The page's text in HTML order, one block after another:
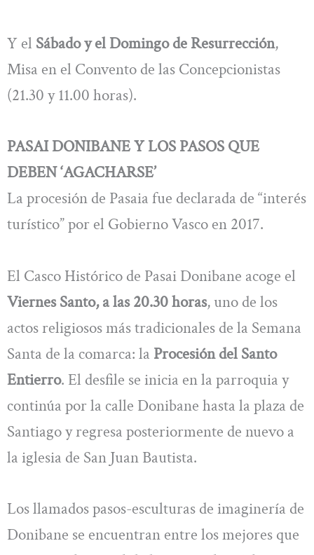
Y el Sábado y el Domingo de Resurrección,
Misa en el Convento de las Concepcionistas
(21.30 y 11.00 horas).
PASAI DONIBANE Y LOS PASOS QUE
DEBEN ‘AGACHARSE’
La procesión de Pasaia fue declarada de “interés
turístico” por el Gobierno Vasco en 2017.
El Casco Histórico de Pasai Donibane acoge el
Viernes Santo, a las 20.30 horas, uno de los
actos religiosos más tradicionales de la Semana
Santa de la comarca: la Procesión del Santo
Entierro. El desfile se inicia en la parroquia y
continúa por la calle Donibane hasta la plaza de
Santiago y regresa posteriormente de nuevo a
la iglesia de San Juan Bautista.
Los llamados pasos-esculturas de imaginería de
Donibane se encuentran entre los mejores que